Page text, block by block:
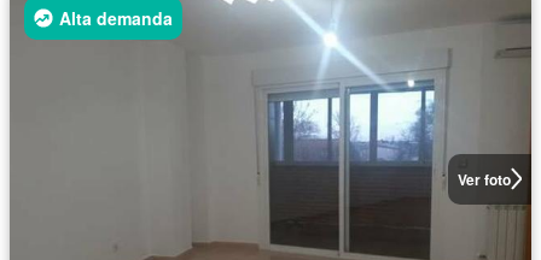
Ver foto
Alta demanda